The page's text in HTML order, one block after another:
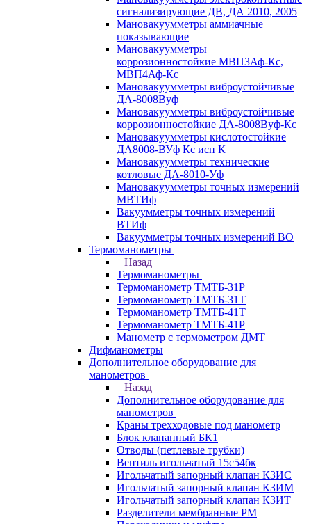
сигнализирующие ДВ, ДА 2010, 2005
Мановакуумметры аммиачные
показывающие
Мановакуумметры
коррозионностойкие МВП3Аф-Кс,
МВП4Аф-Кс
Мановакуумметры виброустойчивые
ДА-8008Вуф
Мановакуумметры виброустойчивые
коррозионностойкие ДА-8008Вуф-Кс
Мановакуумметры кислотостойкие
ДА8008-ВУф Кс исп К
Мановакуумметры технические
котловые ДА-8010-Уф
Мановакуумметры точных измерений
МВТИф
Вакуумметры точных измерений
ВТИф
Вакуумметры точных измерений ВО
Термоманометры
Назад
Термоманометры
Термоманометр ТМТБ-31Р
Термоманометр ТМТБ-31Т
Термоманометр ТМТБ-41Т
Термоманометр ТМТБ-41Р
Манометр с термометром ДМТ
Дифманометры
Дополнительное оборудование для
манометров
Назад
Дополнительное оборудование для
манометров
Краны трехходовые под манометр
Блок клапанный БК1
Отводы (петлевые трубки)
Вентиль игольчатый 15с54бк
Игольчатый запорный клапан КЗИС
Игольчатый запорный клапан КЗИМ
Игольчатый запорный клапан КЗИТ
Разделители мембранные РМ